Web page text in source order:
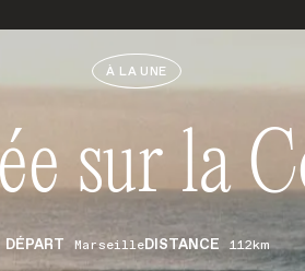
À LA UNE
sur la
DÉPART Marseille DISTANCE 112km